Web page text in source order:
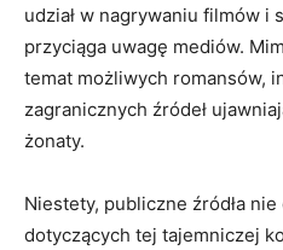
udział w nagrywaniu filmów i
przyciąga uwagę mediów.
temat możliwych romansów,
zagranicznych źródeł
żonaty.
Niestety, publiczne źródła
dotyczących tej tajemniczej